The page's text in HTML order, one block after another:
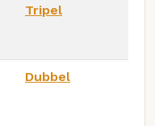
Tripel
Dubbel